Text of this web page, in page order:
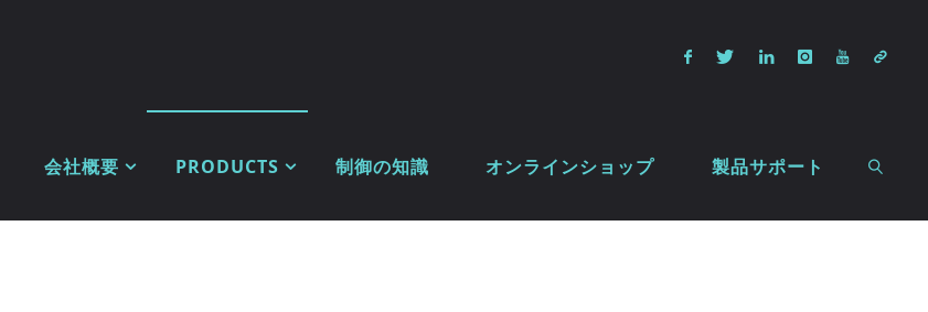
会社概要 PRODUCTS 制御の知識 オンラインショップ 製品サポート